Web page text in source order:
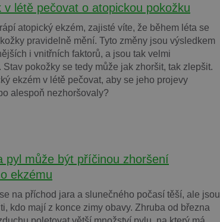
v létě pečovat o atopickou pokožku
atopický ekzém, zajisté víte, že během léta se
pravidelně mění. Tyto změny jsou výsledkem
i vnitřních faktorů, a jsou tak velmi
pokožky se tedy může jak zhoršit, tak zlepšit.
ekzém v létě pečovat, aby se jeho projevy
alespoň nezhoršovaly?
pyl může být příčinou zhoršení
ekzému
na příchod jara a slunečného počasí těší, ale jsou
kdo mají z konce zimy obavy. Zhruba od března